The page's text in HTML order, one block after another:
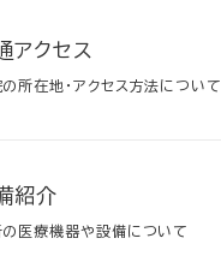
アクセス
所在地・アクセス方法について
紹介
の医療機器や設備について